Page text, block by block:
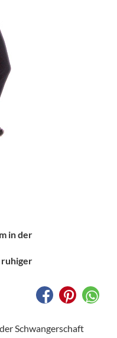
in der
ruhiger
Schwangerschaft